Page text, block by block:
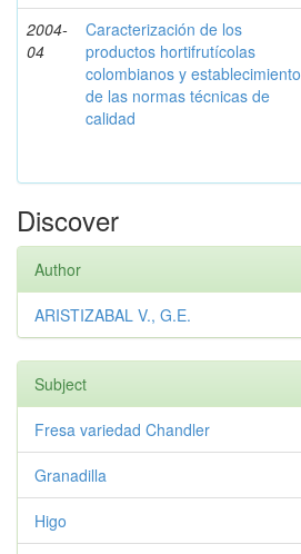
2004-
04
Caracterización de los
productos hortifrutícolas
colombianos y establecimiento
de las normas técnicas de
calidad
Discover
Author
ARISTIZABAL V., G.E.
Subject
Fresa variedad Chandler
Granadilla
Higo